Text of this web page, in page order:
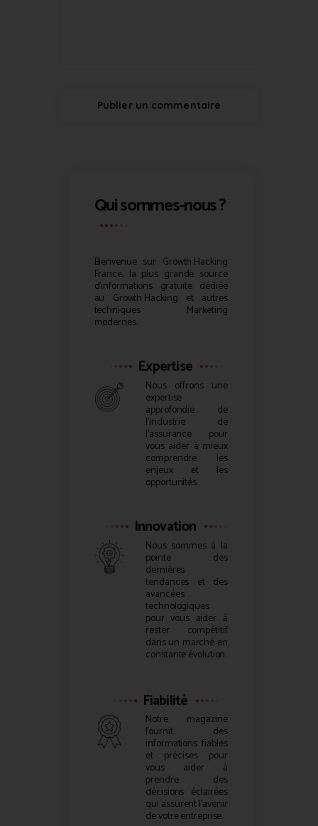
Qui sommes-nous ?
Bienvenue sur Growth Hacking
France, la plus grande source
d’informations gratuite dédiée
au Growth Hacking et autres
techniques Marketing
modernes.
Expertise
Nous offrons une
expertise
approfondie de
l’industrie de
l’assurance pour
vous aider à mieux
comprendre les
enjeux et les
opportunités.
Innovation
Nous sommes à la
pointe des
dernières
tendances et des
avancées
technologiques
pour vous aider à
rester compétitif
dans un marché en
constante évolution.
Fiabilité
Notre magazine
fournit des
informations fiables
et précises pour
vous aider à
prendre des
décisions éclairées
qui assurent l’avenir
de votre entreprise.